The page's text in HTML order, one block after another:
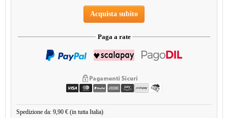
Acquista subito
Paga a rate
Spedizione da: 9,90 € (in tutta Italia)